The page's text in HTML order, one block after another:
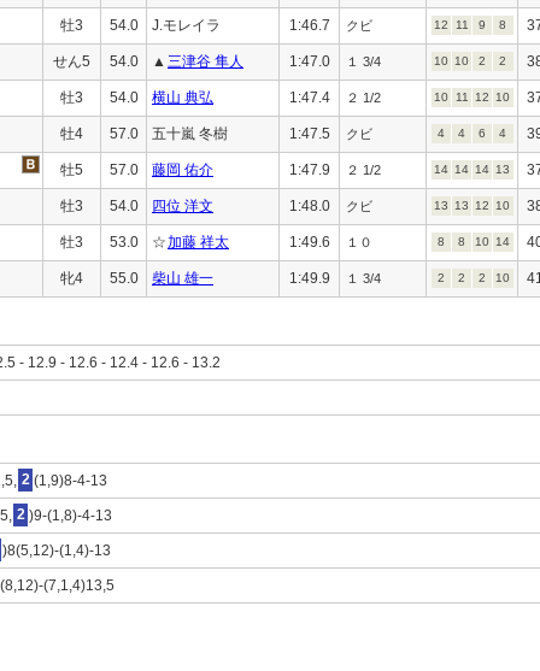
牡3 54.0 J.モレイラ 1:46.7 クビ 12 11 9 8
せん5 54.0 ▲ 三津谷 隼人 1:47.0 １ 3/4 10 10 2 2
牡3 54.0 横山 典弘 1:47.4 ２ 1/2 10 11 12 10
牡4 57.0 五十嵐 冬樹 1:47.5 クビ 4 4 6 4
牡5 57.0 藤岡 佑介 1:47.9 ２ 1/2 14 14 14 13
牡3 54.0 四位 洋文 1:48.0 クビ 13 13 12 10
牡3 53.0 ☆加藤 祥太 1:49.6 １０ 8 8 10 14
牝4 55.0 柴山 雄一 1:49.9 １ 3/4 2 2 2 10
- 12.9 - 12.6 - 12.4 - 12.6 - 13.2
2 (1,9)8-4-13
2 )9-(1,8)-4-13
)8(5,12)-(1,4)-13
(7,1,4)13,5